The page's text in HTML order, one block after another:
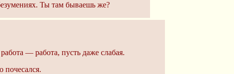
Ты там бываешь же?
— работа, пусть даже слабая.
почесался.